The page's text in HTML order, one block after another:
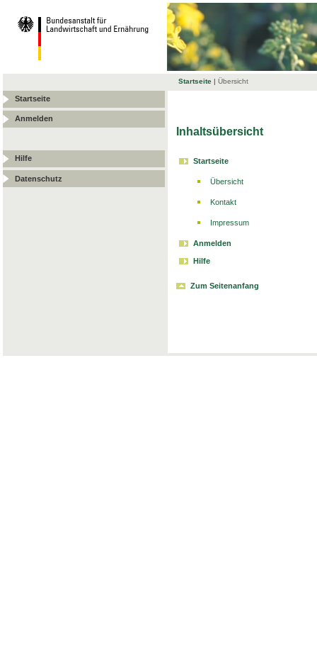
Startseite | Übersicht
Startseite
Anmelden
Hilfe
Datenschutz
Inhaltsübersicht
Startseite
Übersicht
Kontakt
Impressum
Anmelden
Hilfe
Zum Seitenanfang